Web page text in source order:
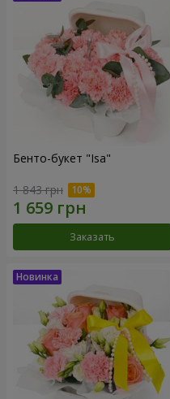
Бенто-букет "Isa"
1 843 грн
Заказать